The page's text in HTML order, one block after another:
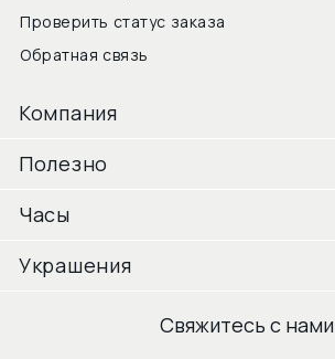
Проверить статус заказа
Обратная связь
Компания
Полезно
Часы
Украшения
Свяжитесь с нами